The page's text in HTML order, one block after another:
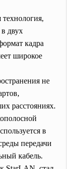
двух
кадра
широкое
не
расстояниях.
в
передачи
кабель.